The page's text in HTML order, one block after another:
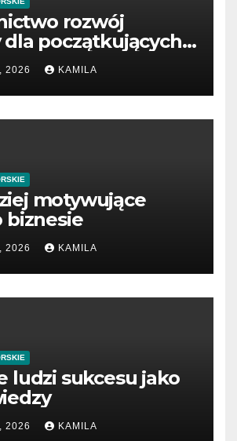
rozwój
dla początkujących
2026 KAMILA
motywujące
biznesie
2026 KAMILA
ludzi sukcesu jako
2026 KAMILA